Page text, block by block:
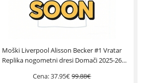
Moški Liverpool Alisson Becker #1 Vratar
Replika nogometni dresi Domači 2025-26
Cena:37.95€99.88€